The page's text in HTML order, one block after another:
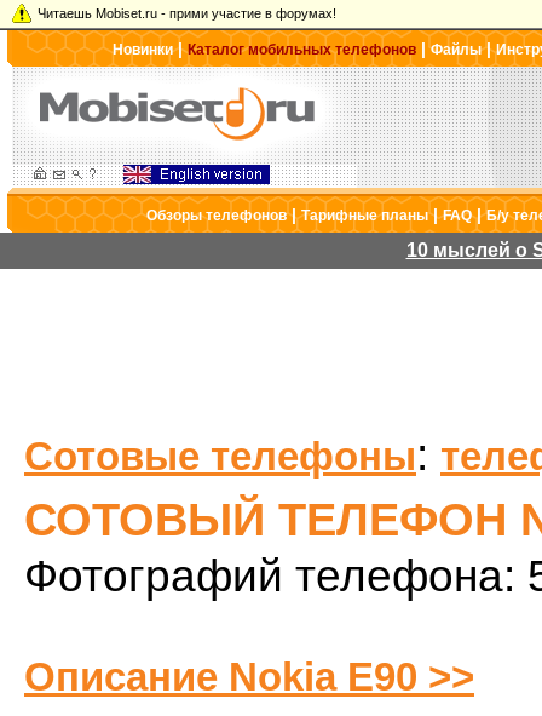
Читаешь Mobiset.ru - прими участие в форумах!
Новинки|Каталог мобильных телефонов |Файлы|
Обзоры телефонов|Тарифные планы|FAQ|Б/у
10 мыслей о
Сотовые телефоны:
СОТОВЫЙ ТЕЛЕФОН
Фотографий телефона:
Описание Nokia E90 >>